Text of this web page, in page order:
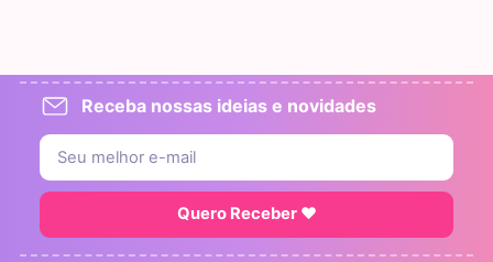
Receba nossas ideias e novidades
Quero Receber ♥